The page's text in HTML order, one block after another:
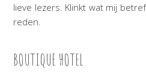
lieve lezers. Klinkt wat mij
reden.
BOUTIQUE HOTEL